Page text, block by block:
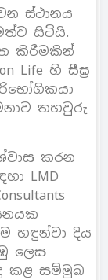
ස්ථානය
සිටියි.
කිරීමකින්
Life හි සීඝ්‍ර
තහවුරු
කරන
LMD
හඳුන්වා දිය
ලෙස
කළ සම්මුඛ